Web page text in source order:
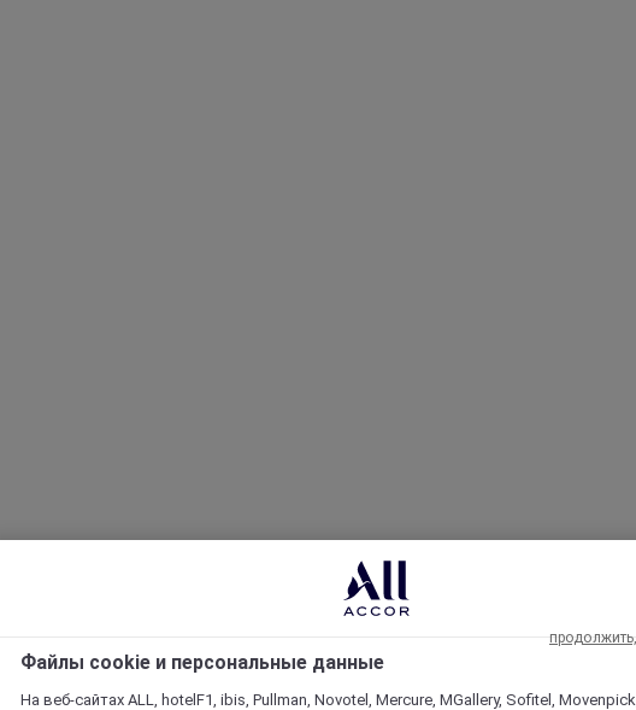
Файлы cookie и персональные данные
На веб-сайтах ALL, hotelF1, ibis, Pullman, Novotel, Mercure, MGallery, Sofitel,